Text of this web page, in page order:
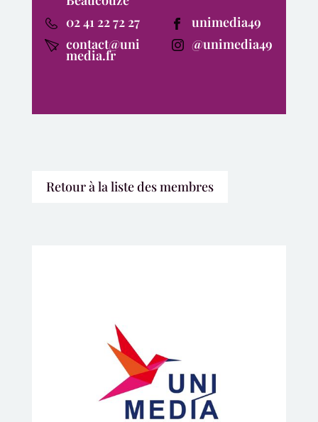
02 41 22 72 27
unimedia49
contact@uni
media.fr
@unimedia49
Retour à la liste des membres